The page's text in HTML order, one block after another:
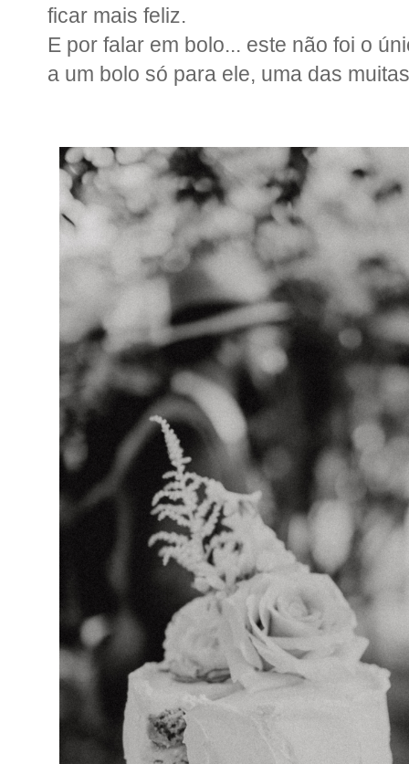
ficar mais feliz.
E por falar em bolo... este não foi o
a um bolo só para ele, uma das